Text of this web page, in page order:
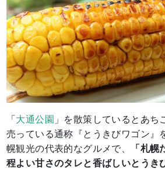
「大通公園 」を散策しているとあち
売っている通称『とうきびワゴン』
幌観光の代表的なグルメで、
「札
程よい甘さのタレと香ばしいとうき